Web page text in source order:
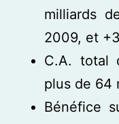
milliards
2009, et
C.A. total
plus de 64
Bénéfice